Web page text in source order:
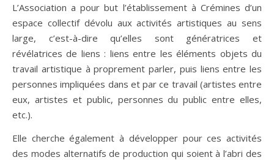
L’Association a pour but l’établissement à Crémines d’un
espace collectif dévolu aux activités artistiques au sens
large, c’est-à-dire qu’elles sont génératrices et
révélatrices de liens : liens entre les éléments objets du
travail artistique à proprement parler, puis liens entre les
personnes impliquées dans et par ce travail (artistes entre
eux, artistes et public, personnes du public entre elles,
etc.).
Elle cherche également à développer pour ces activités
des modes alternatifs de production qui soient à l’abri des